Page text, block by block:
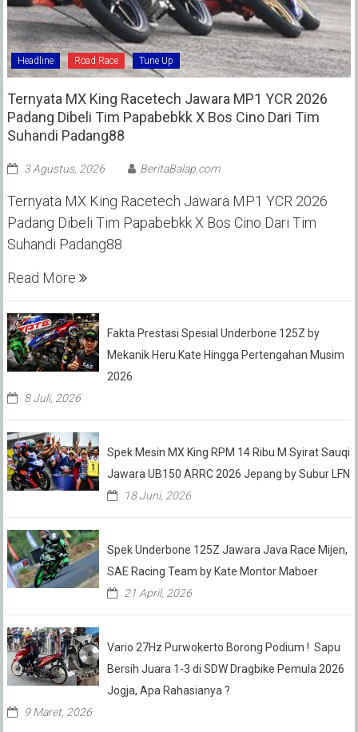
Headline Road Race Tune Up
Ternyata MX King Racetech Jawara MP1 YCR 2026
Padang Dibeli Tim Papabebkk X Bos Cino Dari Tim
Suhandi Padang88
3 Agustus, 2026 BeritaBalap.com
Ternyata MX King Racetech Jawara MP1 YCR 2026
Padang Dibeli Tim Papabebkk X Bos Cino Dari Tim
Suhandi Padang88
Read More
Fakta Prestasi Spesial Underbone 125Z by
Mekanik Heru Kate Hingga Pertengahan Musim
2026
8 Juli, 2026
Spek Mesin MX King RPM 14 Ribu M Syirat Sauqi
Jawara UB150 ARRC 2026 Jepang by Subur LFN
18 Juni, 2026
Spek Underbone 125Z Jawara Java Race Mijen,
SAE Racing Team by Kate Montor Maboer
21 April, 2026
Vario 27Hz Purwokerto Borong Podium ! Sapu
Bersih Juara 1-3 di SDW Dragbike Pemula 2026
Jogja, Apa Rahasianya ?
9 Maret, 2026